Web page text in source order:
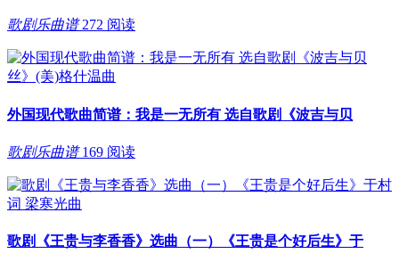
歌剧乐曲谱 272 阅读
外国现代歌曲简谱：我是一无所有 选自歌剧《波吉与贝
歌剧乐曲谱 169 阅读
歌剧《王贵与李香香》选曲（一）《王贵是个好后生》于